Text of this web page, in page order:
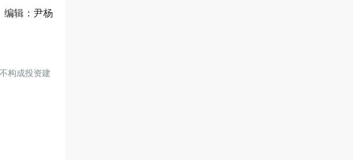
编辑：尹杨
构成投资建